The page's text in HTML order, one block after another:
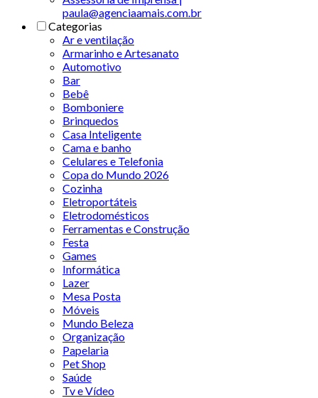
paula@agenciaamais.com.br
Categorias
Ar e ventilação
Armarinho e Artesanato
Automotivo
Bar
Bebê
Bomboniere
Brinquedos
Casa Inteligente
Cama e banho
Celulares e Telefonia
Copa do Mundo 2026
Cozinha
Eletroportáteis
Eletrodomésticos
Ferramentas e Construção
Festa
Games
Informática
Lazer
Mesa Posta
Móveis
Mundo Beleza
Organização
Papelaria
Pet Shop
Saúde
Tv e Vídeo